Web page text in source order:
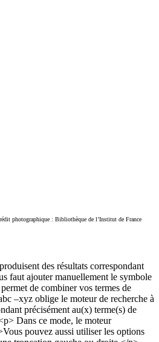
photographique : Bibliothèque de l’Institut de France